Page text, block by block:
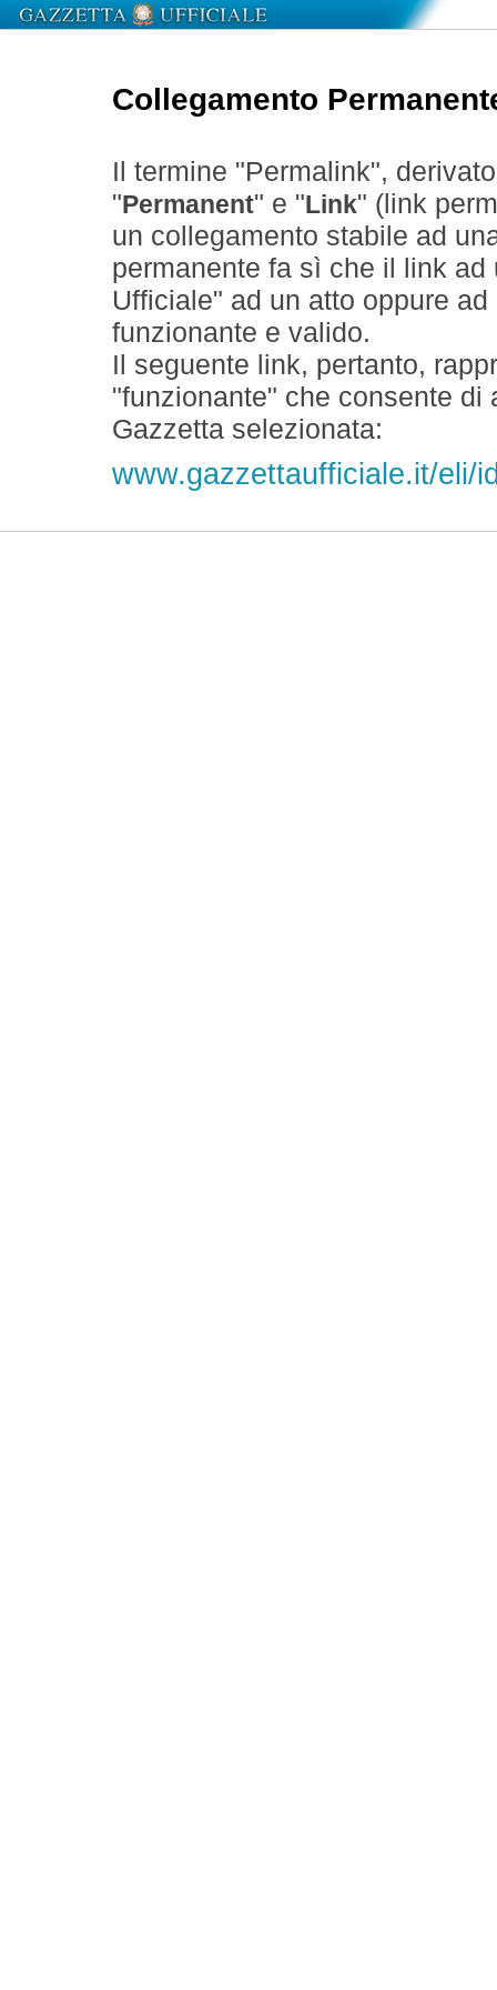
Collegamento
Il termine "Permalink",
" Permanent" e " Link" (link
un collegamento stabile ad
permanente fa sì che il link
Ufficiale" ad un atto oppure
funzionante e valido.
Il seguente link, pertanto,
"funzionante" che consente
Gazzetta selezionata:
www.gazzettaufficiale.it/eli/